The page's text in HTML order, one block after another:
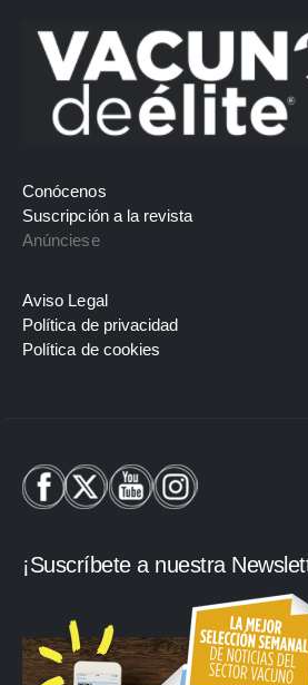
Conócenos
Suscripción a la revista
Anúnciese
Aviso Legal
Política de privacidad
Política de cookies
¡Suscríbete a nuestra